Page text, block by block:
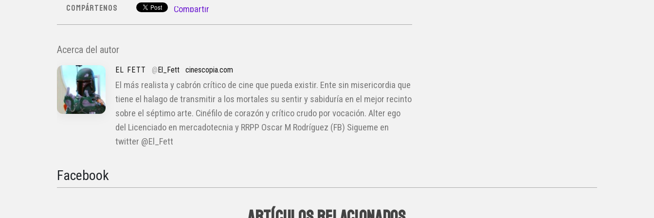
COMPÁRTENOS Compartir
Acerca del autor
EL FETT @ El_Fett cinescopia.com
El más realista y cabrón crítico de cine que pueda existir. Ente sin misericordia que
tiene el halago de transmitir a los mortales su sentir y sabiduría en el mejor recinto
sobre el séptimo arte. Cinéfilo de corazón y crítico crudo por vocación. Alter ego
del Licenciado en mercadotecnia y RRPP Oscar M Rodríguez (FB) Sigueme en
twitter @El_Fett
Facebook